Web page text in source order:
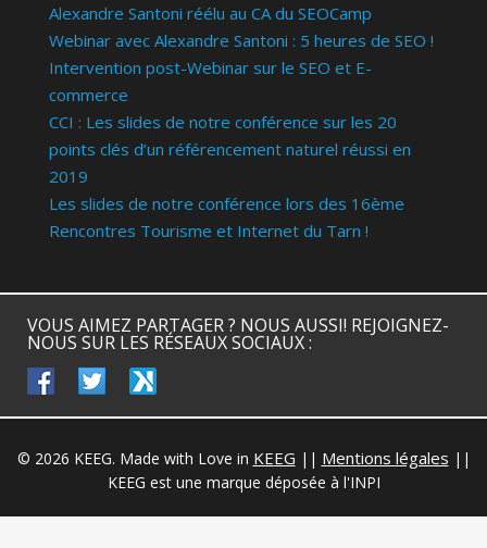
Alexandre Santoni réélu au CA du SEOCamp
Webinar avec Alexandre Santoni : 5 heures de SEO !
Intervention post-Webinar sur le SEO et E-
commerce
CCI : Les slides de notre conférence sur les 20
points clés d’un référencement naturel réussi en
2019
Les slides de notre conférence lors des 16ème
Rencontres Tourisme et Internet du Tarn !
VOUS AIMEZ PARTAGER ? NOUS AUSSI! REJOIGNEZ-
NOUS SUR LES RÉSEAUX SOCIAUX :
facebooktwitter
© 2026 KEEG. Made with Love in KEEG || Mentions légales ||
KEEG est une marque déposée à l'INPI